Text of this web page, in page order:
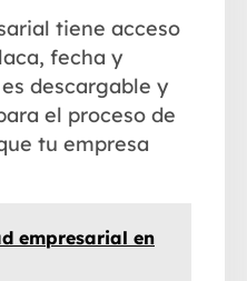
tiene acceso
fecha y
descargable y
el proceso de
tu empresa
empresarial en